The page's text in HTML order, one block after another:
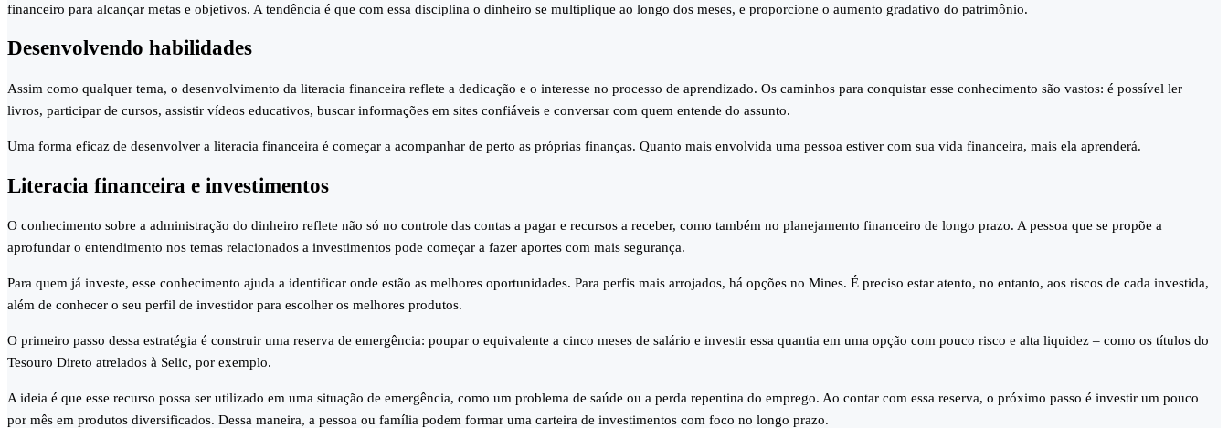
financeiro para alcançar metas e objetivos. A tendência é que com essa disciplina o dinheiro se multiplique ao longo dos meses, e proporcione o aumento gradativo do patrimônio.
Desenvolvendo habilidades
Assim como qualquer tema, o desenvolvimento da literacia financeira reflete a dedicação e o interesse no processo de aprendizado. Os caminhos para conquistar esse conhecimento são vastos: é possível ler
livros, participar de cursos, assistir vídeos educativos, buscar informações em sites confiáveis e conversar com quem entende do assunto.
Uma forma eficaz de desenvolver a literacia financeira é começar a acompanhar de perto as próprias finanças. Quanto mais envolvida uma pessoa estiver com sua vida financeira, mais ela aprenderá.
Literacia financeira e investimentos
O conhecimento sobre a administração do dinheiro reflete não só no controle das contas a pagar e recursos a receber, como também no planejamento financeiro de longo prazo. A pessoa que se propõe a
aprofundar o entendimento nos temas relacionados a investimentos pode começar a fazer aportes com mais segurança.
Para quem já investe, esse conhecimento ajuda a identificar onde estão as melhores oportunidades. Para perfis mais arrojados, há opções no Mines. É preciso estar atento, no entanto, aos riscos de cada investida,
além de conhecer o seu perfil de investidor para escolher os melhores produtos.
O primeiro passo dessa estratégia é construir uma reserva de emergência: poupar o equivalente a cinco meses de salário e investir essa quantia em uma opção com pouco risco e alta liquidez – como os títulos do
Tesouro Direto atrelados à Selic, por exemplo.
A ideia é que esse recurso possa ser utilizado em uma situação de emergência, como um problema de saúde ou a perda repentina do emprego. Ao contar com essa reserva, o próximo passo é investir um pouco
por mês em produtos diversificados. Dessa maneira, a pessoa ou família podem formar uma carteira de investimentos com foco no longo prazo.